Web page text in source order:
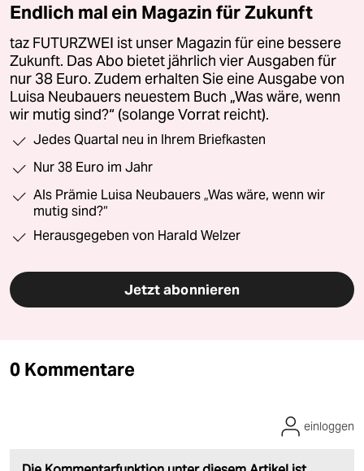
Endlich mal ein Magazin für Zukunft
taz FUTURZWEI ist unser Magazin für eine bessere
Zukunft. Das Abo bietet jährlich vier Ausgaben für
nur 38 Euro. Zudem erhalten Sie eine Ausgabe von
Luisa Neubauers neuestem Buch „Was wäre, wenn
wir mutig sind?“ (solange Vorrat reicht).
Jedes Quartal neu in Ihrem Briefkasten
Nur 38 Euro im Jahr
Als Prämie Luisa Neubauers „Was wäre, wenn wir
mutig sind?“
Herausgegeben von Harald Welzer
Jetzt abonnieren
0 Kommentare
einloggen